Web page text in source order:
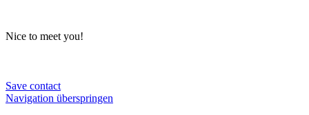
Nice to meet you!
Save contact
Navigation überspringen